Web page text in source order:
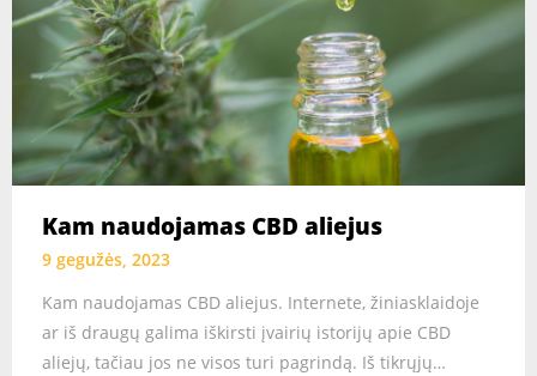
Kam naudojamas CBD aliejus
9 gegužės, 2023
Kam naudojamas CBD aliejus. Internete, žiniasklaidoje
ar iš draugų galima iškirsti įvairių istorijų apie CBD
aliejų, tačiau jos ne visos turi pagrindą. Iš tikrųjų…